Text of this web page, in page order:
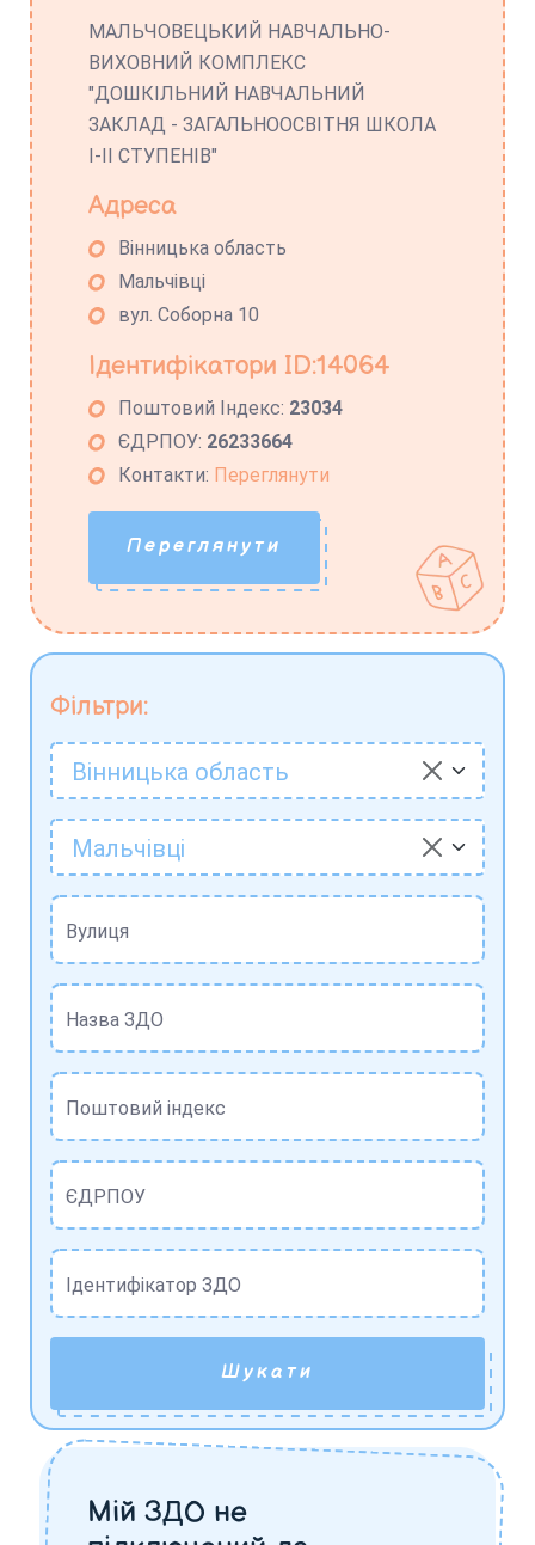
Фільтри:
Вінницька область
Мальчівці
Вулиця
Назва ЗДО
Поштовий індекс
ЄДРПОУ
Ідентифікатор ЗДО
Шукати
Мій ЗДО не
МАЛЬЧОВЕЦЬКИЙ НАВЧАЛЬНО-
ВИХОВНИЙ КОМПЛЕКС
"ДОШКІЛЬНИЙ НАВЧАЛЬНИЙ
ЗАКЛАД - ЗАГАЛЬНООСВІТНЯ ШКОЛА
І-ІІ СТУПЕНІВ"
Адреса
Вінницька область
Мальчівці
вул. Соборна 10
Ідентифікатори ID:14064
Поштовий Індекс: 23034
ЄДРПОУ: 26233664
Контакти: Переглянути
Переглянути